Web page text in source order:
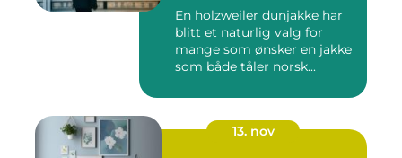
En holzweiler dunjakke har
blitt et naturlig valg for
mange som ønsker en jakke
som både tåler norsk...
13. nov